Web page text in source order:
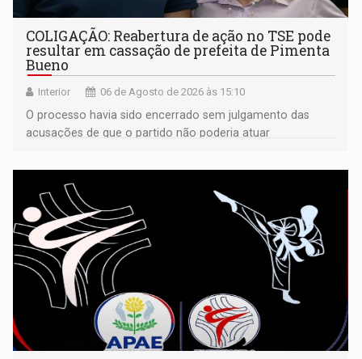
COLIGAÇÃO: Reabertura de ação no TSE pode
resultar em cassação de prefeita de Pimenta
Bueno
Interior 06 de Agosto de 2026 às 15:10
O processo havia sido encerrado sem julgamento das
acusações de que o partido não poderia atuar